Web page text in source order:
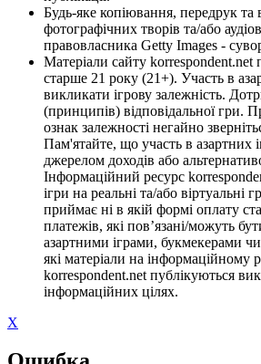
Будь-яке копіювання, передрук та
фотографічних творів та/або
правовласника Getty Images -
Матеріали сайту korrespondent.net
старше 21 року (21+). Участь в
викликати ігрову залежність.
(принципів) відповідальної гри.
ознак залежності негайно
Пам'ятайте, що участь в азартних
джерелом доходів або
Інформаційний ресурс
ігри на реальні та/або віртуальні
приймає ні в якій формі оплату
платежів, які пов’язані/можуть
азартними іграми, букмекерами
які матеріали на інформаційному
korrespondent.net публікуються
інформаційних цілях.
X